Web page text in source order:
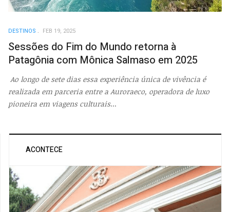
DESTINOS FEB 19, 2025
Sessões do Fim do Mundo retorna à
Patagônia com Mônica Salmaso em 2025
Ao longo de sete dias essa experiência única de vivência é
realizada em parceria entre a Auroraeco, operadora de luxo
pioneira em viagens culturais...
ACONTECE